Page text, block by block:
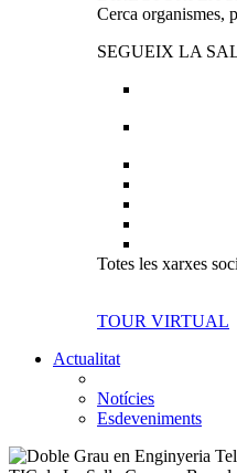
Cerca organismes,
SEGUEIX LA
Totes les xarxes
TOUR VIRTUAL
Actualitat
Notícies
Esdeveniments